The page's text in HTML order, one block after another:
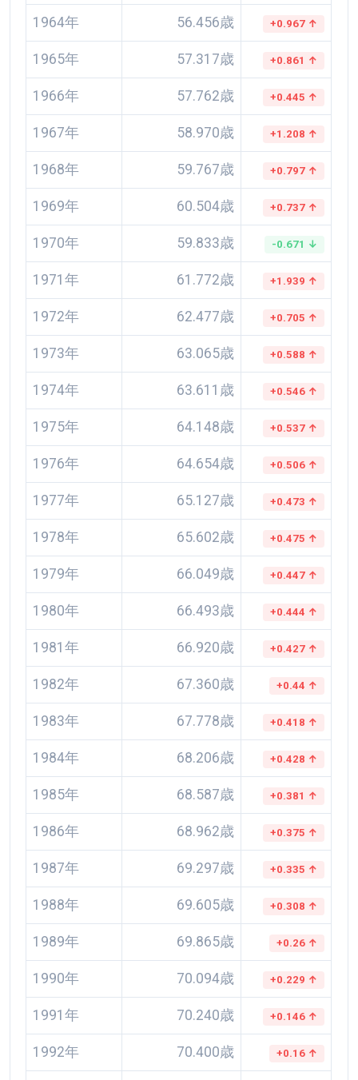
1964年 56.456歳 +0.967 ↑
1965年 57.317歳 +0.861 ↑
1966年 57.762歳 +0.445 ↑
1967年 58.970歳 +1.208 ↑
1968年 59.767歳 +0.797 ↑
1969年 60.504歳 +0.737 ↑
1970年 59.833歳 -0.671 ↓
1971年 61.772歳 +1.939 ↑
1972年 62.477歳 +0.705 ↑
1973年 63.065歳 +0.588 ↑
1974年 63.611歳 +0.546 ↑
1975年 64.148歳 +0.537 ↑
1976年 64.654歳 +0.506 ↑
1977年 65.127歳 +0.473 ↑
1978年 65.602歳 +0.475 ↑
1979年 66.049歳 +0.447 ↑
1980年 66.493歳 +0.444 ↑
1981年 66.920歳 +0.427 ↑
1982年 67.360歳 +0.44 ↑
1983年 67.778歳 +0.418 ↑
1984年 68.206歳 +0.428 ↑
1985年 68.587歳 +0.381 ↑
1986年 68.962歳 +0.375 ↑
1987年 69.297歳 +0.335 ↑
1988年 69.605歳 +0.308 ↑
1989年 69.865歳 +0.26 ↑
1990年 70.094歳 +0.229 ↑
1991年 70.240歳 +0.146 ↑
1992年 70.400歳 +0.16 ↑